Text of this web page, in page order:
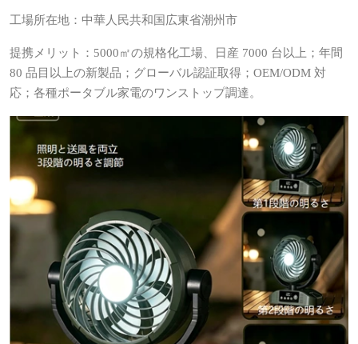
工場所在地：中華人民共和国広東省潮州市
提携メリット：5000㎡の規格化工場、日産 7000 台以上；年間
80 品目以上の新製品；グローバル認証取得；OEM/ODM 対
応；各種ポータブル家電のワンストップ調達。